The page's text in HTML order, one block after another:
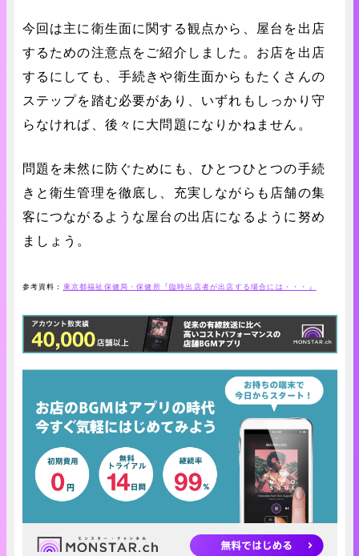
今回は主に衛生面に関する観点から、屋台を出店
するための注意点をご紹介しました。お店を出店
するにしても、手続きや衛生面からもたくさんの
ステップを踏む必要があり、いずれもしっかり守
らなければ、後々に大問題になりかねません。
問題を未然に防ぐためにも、ひとつひとつの手続
きと衛生管理を徹底し、充実しながらも店舗の集
客につながるような屋台の出店になるように努め
ましょう。
参考資料： 東京都福祉保健局・保健所『臨時出店者が出店する場合には・・・』